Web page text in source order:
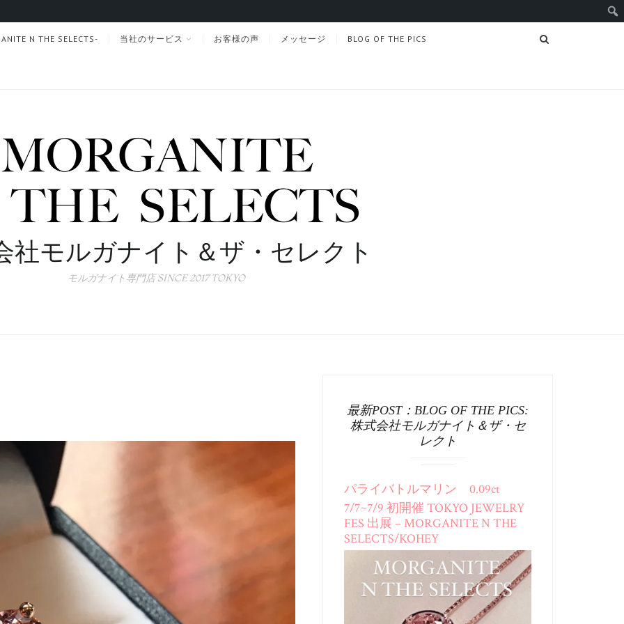
N THE SELECTS- 当社のサービス お客様の声 メッセージ BLOG OF THE PICS
社モルガナイト＆ザ・セレクト
モルガナイト専門店 SINCE 2017 TOKYO
最新POST：BLOG OF THE PICS:
株式会社モルガナイト＆ザ・セ
レクト
パライバトルマリン 0.09ct
7/7~7/9 初開催 TOKYO JEWELRY
FES 出展 – MORGANITE N THE
SELECTS/KOHEY